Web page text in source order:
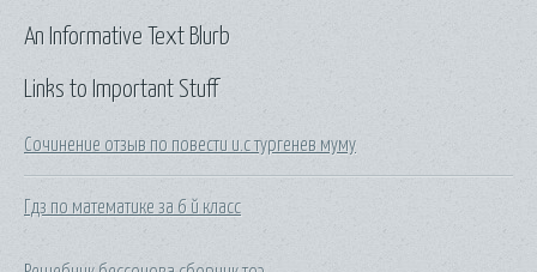
Links to Important Stuff
Сочинение отзыв по повести и.с тургенев муму
Гдз по математике за 6 й класс
An Informative Text Blurb